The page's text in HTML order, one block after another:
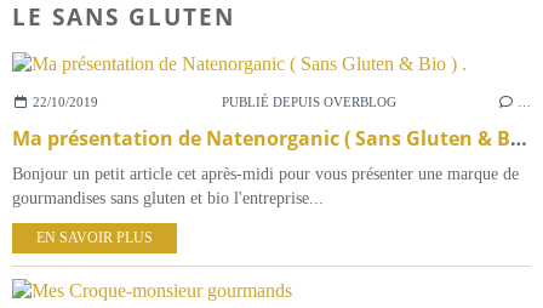
LE SANS GLUTEN
22/10/2019 PUBLIÉ DEPUIS OVERBLOG
Ma présentation de Natenorganic ( Sans Gluten & Bio ) .
Bonjour un petit article cet après-midi pour vous présenter une marque de
gourmandises sans gluten et bio l'entreprise...
EN SAVOIR PLUS